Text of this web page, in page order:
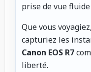
prise de vue
Que vous
capturiez les
Canon EOS R7
liberté.